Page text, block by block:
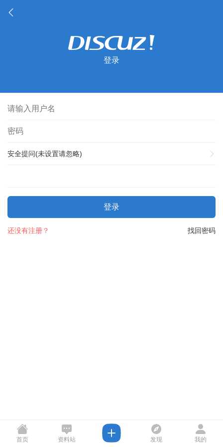
登录
安全提问(未设置请忽略)
登录
找回密码
还没有注册？
首页 资料站 发现 我的